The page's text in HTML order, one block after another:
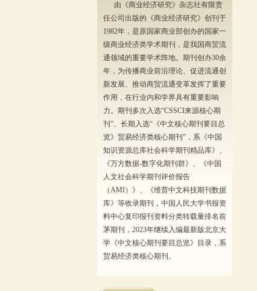
由《商业经济研究》杂志社有限责
任公司出版的《商业经济研究》创刊于
1982年，是原国家商业部创办的国家一
级商业经济类学术期刊，是我国商贸流
通领域的重要学术阵地。期刊创办30余
年，为传播商业前沿理论、促进流通创
新发展、推动商贸流通变革发挥了重要
作用，在行业内和学界具有重要影响
力。期刊多次入选“CSSCI来源核心期
刊”、长期入选“《中文核心期刊要目总
览》贸易经济类核心期刊”，系《中国
知识资源总库社会科学期刊精品库》、
《万方数据-数字化期刊群》、《中国
人文社会科学期刊评价报告
（AMI）》、《维普中文科技期刊数据
库》等收录期刊，中国人民大学书报资
料中心复印报刊资料分类转载量排名前
茅期刊，2023年继续入编最新版北京大
学《中文核心期刊要目总览》目录，系
贸易经济类核心期刊。